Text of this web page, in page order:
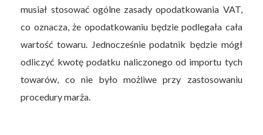
musiał stosować ogólne zasady opodatkowania VAT,
co oznacza, że opodatkowaniu będzie podlegała cała
wartość towaru. Jednocześnie podatnik będzie mógł
odliczyć kwotę podatku naliczonego od importu tych
towarów, co nie było możliwe przy zastosowaniu
procedury marża.